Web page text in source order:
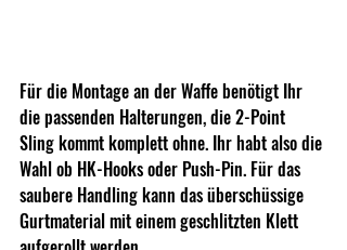
Für die Montage an der Waffe benötigt Ihr
die passenden Halterungen, die 2-Point
Sling kommt komplett ohne. Ihr habt also die
Wahl ob HK-Hooks oder Push-Pin. Für das
saubere Handling kann das überschüssige
Gurtmaterial mit einem geschlitzten Klett